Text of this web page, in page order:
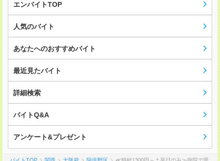
エンバイトTOP
人気のバイト
あなたへのおすすめバイト
最近見たバイト
詳細検索
バイトQ&A
アンケート&プレゼント